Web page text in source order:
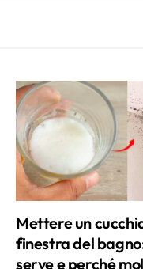
Mettere un
finestra del
serve e perché